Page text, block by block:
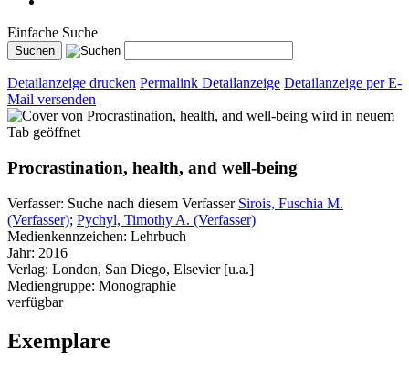
Einfache Suche
Detailanzeige drucken Permalink Detailanzeige Detailanzeige per E-
Mail versenden
wird in neuem
Tab geöffnet
Procrastination, health, and well-being
Verfasser: Suche nach diesem Verfasser Sirois, Fuschia M.
(Verfasser); Pychyl, Timothy A. (Verfasser)
Medienkennzeichen: Lehrbuch
Jahr: 2016
Verlag: London, San Diego, Elsevier [u.a.]
Mediengruppe: Monographie
verfügbar
Exemplare